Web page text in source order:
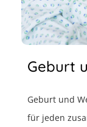
Geburt
Geburt und
für jeden